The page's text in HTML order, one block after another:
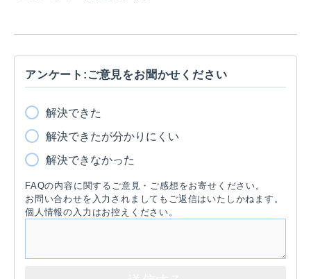
アンケート:ご意見をお聞かせください
解決できた
解決できたが分かりにくい
解決できなかった
FAQの内容に関するご意見・ご感想をお寄せください。
お問い合わせを入力されましてもご返信はいたしかねます。
個人情報の入力はお控えください。